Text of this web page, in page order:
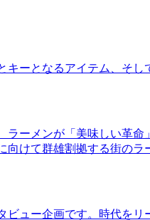
ーとなるアイテム、そし
ラーメンが「美味しい革
けて群雄割拠する街のラ
ビュー企画です。時代を